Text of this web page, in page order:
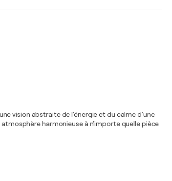
vision abstraite de l'énergie et du calme d'une
harmonieuse à n'importe quelle pièce